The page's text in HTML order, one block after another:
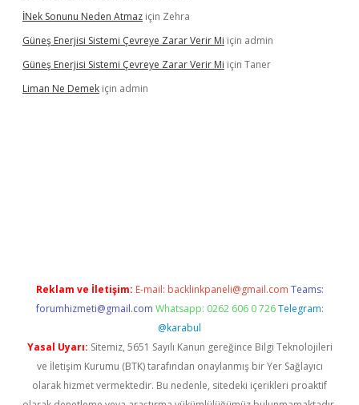
İNek Sonunu Neden Atmaz için Zehra
Güneş Enerjisi Sistemi Çevreye Zarar Verir Mi için admin
Güneş Enerjisi Sistemi Çevreye Zarar Verir Mi için Taner
Liman Ne Demek için admin
Reklam ve İletişim: E-mail: backlinkpaneli@gmail.com Teams:
forumhizmeti@gmail.com Whatsapp: 0262 606 0 726 Telegram:
@karabul
Yasal Uyarı: Sitemiz, 5651 Sayılı Kanun gereğince Bilgi Teknolojileri
ve İletişim Kurumu (BTK) tarafından onaylanmış bir Yer Sağlayıcı
olarak hizmet vermektedir. Bu nedenle, sitedeki içerikleri proaktif